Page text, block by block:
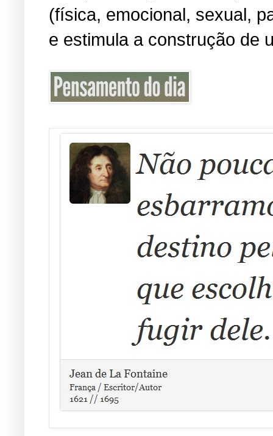
(física, emocional, sexual,
e estimula a construção de